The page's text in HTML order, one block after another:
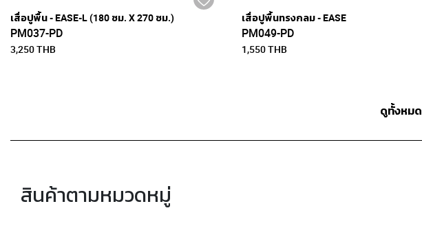
เสื่อปูพื้น - EASE-L (180 ซม. X 270 ซม.)
PM037-PD
3,250 THB
เสื่อปูพื้นทรงกลม - EASE
PM049-PD
1,550 THB
ดูทั้งหมด
สินค้าตามหมวดหมู่